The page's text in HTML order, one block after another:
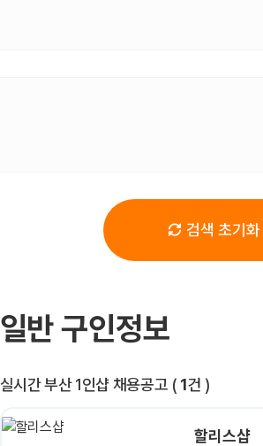
검색 초기화
일반 구인정보
실시간 부산 1인샵 채용공고 전체 목록
( 1건 )
할리스샵